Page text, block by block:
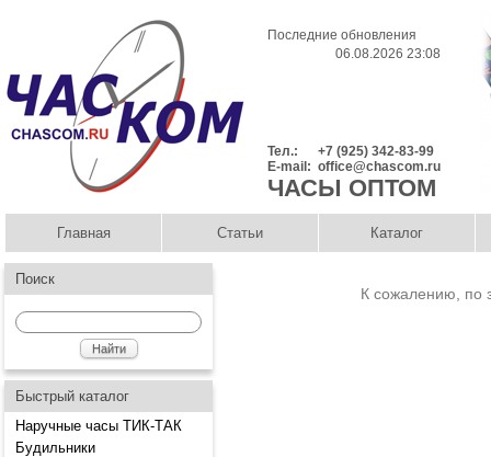
Последние обновления
06.08.2026 23:08
Тел.:
+7 (925) 342-83-99
E-mail: office@chascom.ru
ЧАСЫ ОПТОМ
Главная Статьи Каталог
Поиск
Быстрый каталог
Наручные часы ТИК-ТАК
Будильники
К сожалению, по